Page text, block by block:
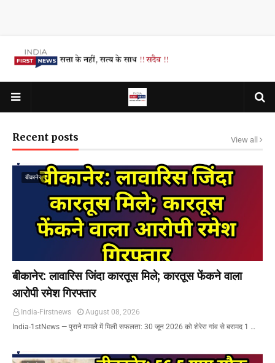
Recent posts View all
बीकानेर
बीकानेर: लावारिस जिंदा कारतूस मिले; कारतूस फेंकने वाला
आरोपी रमेश गिरफ्तार
India-Firstnews
August 08, 2026
India-1stNews ​— पुराने मामले में मिली सफलता: 30 जून 2026 को शेरेरा गांव से बरामद 1 …